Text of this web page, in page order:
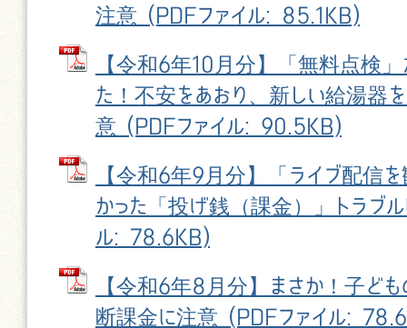
注意 (PDFファイル: 85.1KB)
【令和6年10月分】「無料点検」
た！不安をあおり、新しい給湯器
意 (PDFファイル: 90.5KB)
【令和6年9月分】「ライブ配信を
かった「投げ銭（課金）」トラブ
ル: 78.6KB)
【令和6年8月分】まさか！子ども
断課金に注意 (PDFファイル: